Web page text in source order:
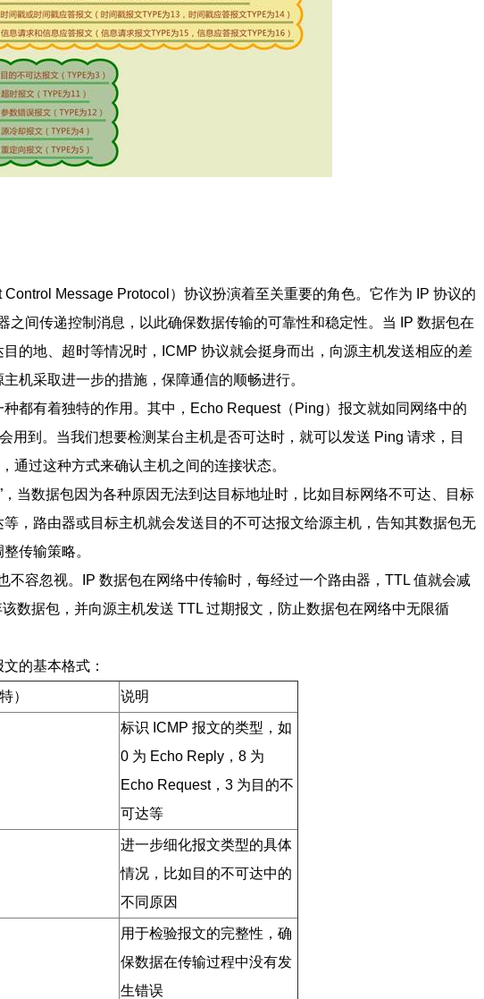
Message Protocol）协议扮演着至关重要的角色。它作为 IP 协议的
之间传递控制消息，以此确保数据传输的可靠性和稳定性。当 IP 数据包在
的地、超时等情况时，ICMP 协议就会挺身而出，向源主机发送相应的差
机采取进一步的措施，保障通信的顺畅进行。
都有着独特的作用。其中，Echo Request（Ping）报文就如同网络中的
用到。当我们想要检测某台主机是否可达时，就可以发送 Ping 请求，目
通过这种方式来确认主机之间的连接状态。
当数据包因为各种原因无法到达目标地址时，比如目标网络不可达、目标
，路由器或目标主机就会发送目的不可达报文给源主机，告知其数据包无
传输策略。
不容忽视。IP 数据包在网络中传输时，每经过一个路由器，TTL 值就会减
数据包，并向源主机发送 TTL 过期报文，防止数据包在网络中无限循
的基本格式：
） 说明
标识 ICMP 报文的类型，如
0 为 Echo Reply，8 为
Echo Request，3 为目的不
可达等
进一步细化报文类型的具体
情况，比如目的不可达中的
不同原因
用于检验报文的完整性，确
保数据在传输过程中没有发
生错误